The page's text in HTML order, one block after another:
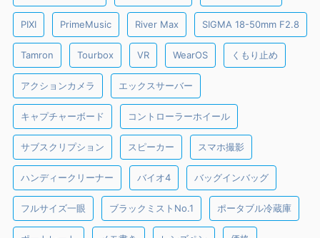
PIXI PrimeMusic River Max SIGMA 18-50mm F2.8
Tamron Tourbox VR WearOS くもり止め
アクションカメラ エックスサーバー
キャプチャーボード コントローラーホイール
サブスクリプション スピーカー スマホ撮影
ハンディークリーナー バイオ4 バッグインバッグ
フルサイズ一眼 ブラックミストNo.1 ポータブル冷蔵庫